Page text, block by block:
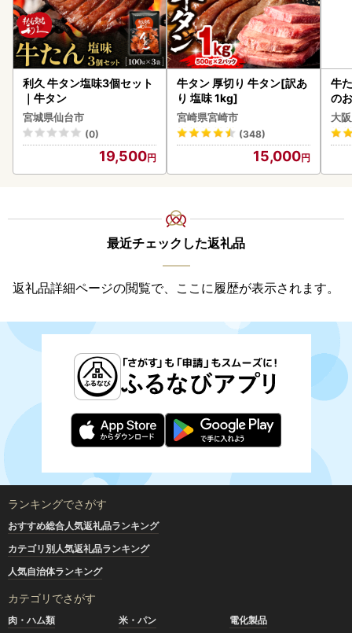
利久 牛タン塩味3個セット
｜牛タン
宮城県仙台市
(0)
19,500
牛タン 厚切り 牛タン[訳あ
り 塩味 1kg]
宮崎県宮崎市
(348)
15,000
牛
の
大
最近チェックした返礼品
返礼品詳細ページの閲覧で、ここに履歴が表示されます。
ランキングでさがす
おすすめ総合人気返礼品ランキング
カテゴリ別人気返礼品ランキング
人気自治体ランキング
カテゴリでさがす
肉・ハム類 米・パン
電化製品